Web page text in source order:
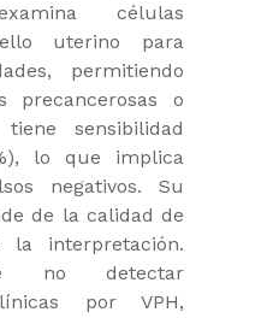
células
uterino para
permitiendo
precancerosas o
sensibilidad
lo que implica
negativos. Su
de la calidad de
interpretación.
no detectar
por VPH,